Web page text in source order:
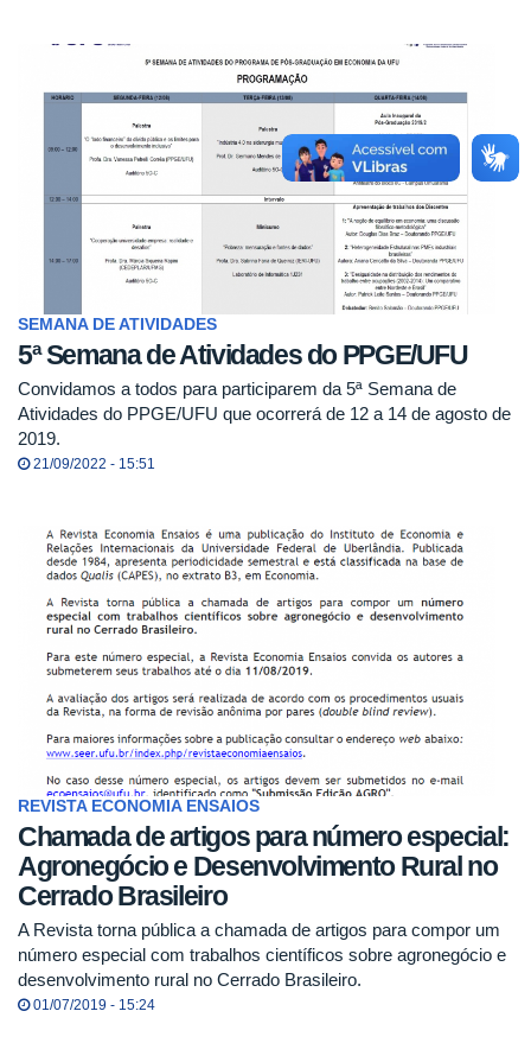
SEMANA DE ATIVIDADES
5ª Semana de Atividades do PPGE/UFU
Convidamos a todos para participarem da 5ª Semana de
Atividades do PPGE/UFU que ocorrerá de 12 a 14 de agosto de
2019.
21/09/2022 - 15:51
REVISTA ECONOMIA ENSAIOS
Chamada de artigos para número especial:
Agronegócio e Desenvolvimento Rural no
Cerrado Brasileiro
A Revista torna pública a chamada de artigos para compor um
número especial com trabalhos científicos sobre agronegócio e
desenvolvimento rural no Cerrado Brasileiro.
01/07/2019 - 15:24